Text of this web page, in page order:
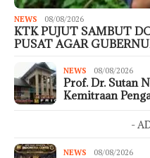
NEWS 08/08/2026
KTK PUJUT SAMBUT
PUSAT AGAR
NEWS 08/08/2026
Prof. Dr. Sutan
Kemitraan
-
NEWS 08/08/2026